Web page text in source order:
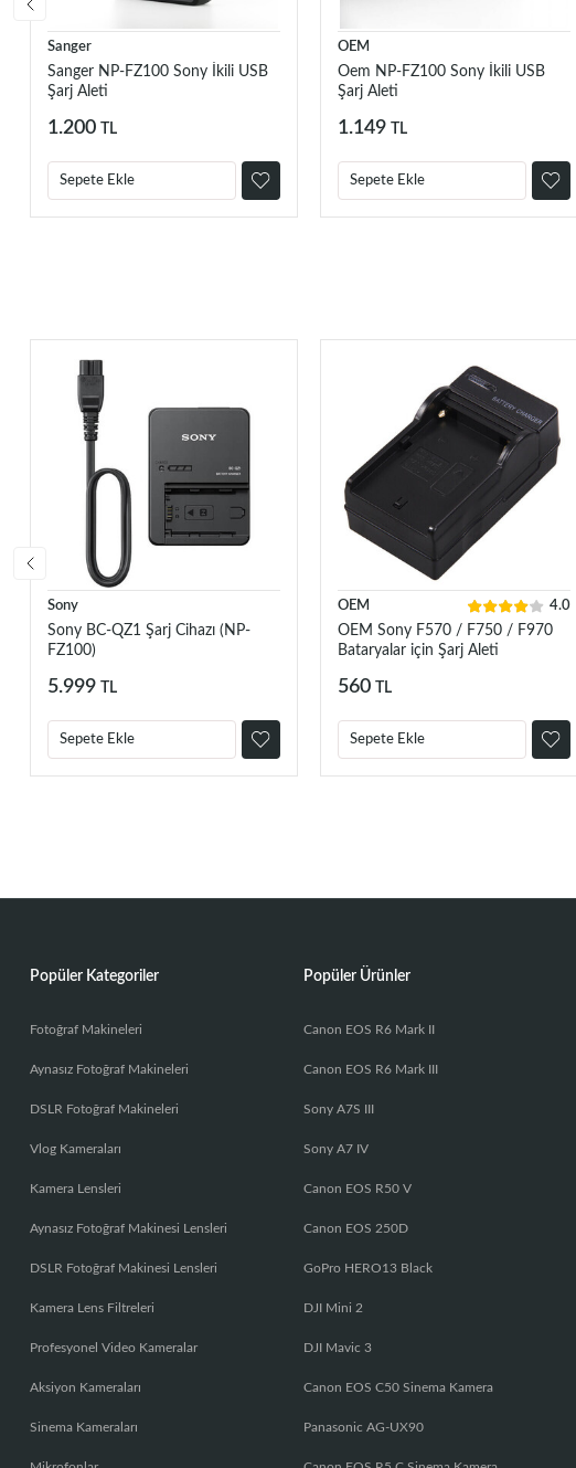
Sanger
Sanger NP-FZ100 Sony İkili USB
Şarj Aleti
1.200 TL
Sepete Ekle
OEM
Oem NP-FZ100 Sony İkili USB
Şarj Aleti
1.149 TL
Sepete Ekle
Sony
Sony BC-QZ1 Şarj Cihazı (NP-
FZ100)
5.999 TL
Sepete Ekle
OEM 4.0
OEM Sony F570 / F750 / F970
Bataryalar için Şarj Aleti
560 TL
Sepete Ekle
Popüler Kategoriler
Fotoğraf Makineleri
Aynasız Fotoğraf Makineleri
DSLR Fotoğraf Makineleri
Vlog Kameraları
Kamera Lensleri
Aynasız Fotoğraf Makinesi Lensleri
DSLR Fotoğraf Makinesi Lensleri
Kamera Lens Filtreleri
Profesyonel Video Kameralar
Aksiyon Kameraları
Sinema Kameraları
Popüler Ürünler
Canon EOS R6 Mark II
Canon EOS R6 Mark III
Sony A7S III
Sony A7 IV
Canon EOS R50 V
Canon EOS 250D
GoPro HERO13 Black
DJI Mini 2
DJI Mavic 3
Canon EOS C50 Sinema Kamera
Panasonic AG-UX90